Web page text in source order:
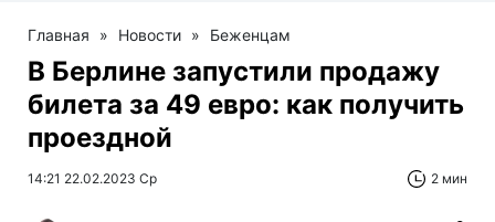
Главная » Новости » Беженцам
В Берлине запустили продажу
билета за 49 евро: как получить
проездной
14:21 22.02.2023 Ср 2 мин